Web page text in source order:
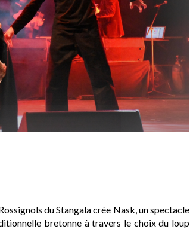
du Stangala crée Nask, un spectacle
bretonne à travers le choix du loup